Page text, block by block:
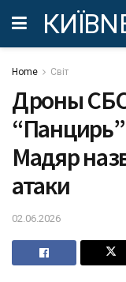
Home Світ
Дроны
Мадяр
атаки
02.06.2026